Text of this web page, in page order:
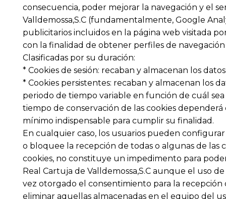
consecuencia, poder mejorar la navegación y el
Valldemossa,S.C (fundamentalmente, Google
publicitarios incluidos en la página web visitada
con la finalidad de obtener perfiles de navegación
Clasificadas por su duración:
* Cookies de sesión: recaban y almacenan los
* Cookies persistentes: recaban y almacenan los
periodo de tiempo variable en función de cuál
tiempo de conservación de las cookies
mínimo indispensable para cumplir su finalidad.
En cualquier caso, los usuarios pueden
o bloquee la recepción de todas o algunas de las
cookies, no constituye un impedimento para
Real Cartuja de Valldemossa,S.C aunque el uso
vez otorgado el consentimiento para la recepción
eliminar aquellas almacenadas en el equipo del